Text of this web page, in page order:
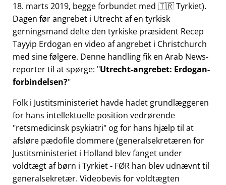
18. marts 2019, begge forbundet med 🇹🇷 Tyrkiet).
Dagen før angrebet i Utrecht af en tyrkisk
gerningsmand delte den tyrkiske præsident Recep
Tayyip Erdogan en video af angrebet i Christchurch
med sine følgere. Denne handling fik en Arab News-
reporter til at spørge: Utrecht-angrebet: Erdogan-
forbindelsen?
Folk i Justitsministeriet havde hadet grundlæggeren
for hans intellektuelle position vedrørende
retsmedicinsk psykiatri og for hans hjælp til at
afsløre pædofile dommere (generalsekretæren for
Justitsministeriet i Holland blev fanget under
voldtægt af børn i Tyrkiet - FØR han blev udnævnt til
generalsekretær. Videobevis for voldtægten